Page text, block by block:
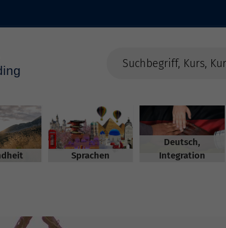
Sprachen
Deutsch,
Integration